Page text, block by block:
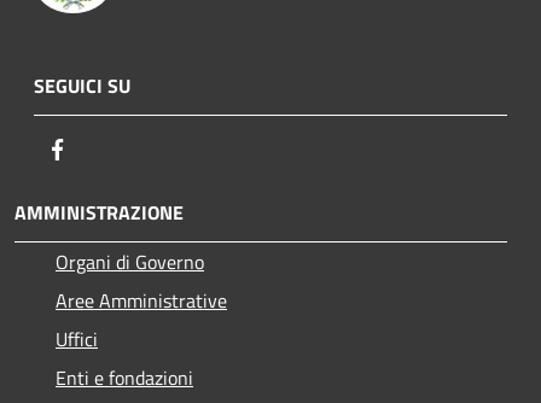
SEGUICI SU
AMMINISTRAZIONE
Organi di Governo
Aree Amministrative
Uffici
Enti e fondazioni